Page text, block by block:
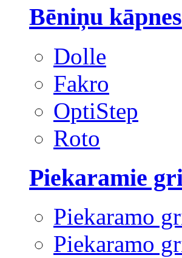
Bēniņu kāpnes
Dolle
Fakro
OptiStep
Roto
Piekaramie
Piekaramo
Piekaramo